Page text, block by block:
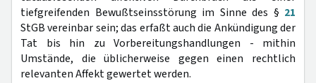
tiefgreifenden Bewußtseinsstörung im Sinne des § 21
StGB vereinbar sein; das erfaßt auch die Ankündigung der
Tat bis hin zu Vorbereitungshandlungen - mithin
Umstände, die üblicherweise gegen einen rechtlich
relevanten Affekt gewertet werden.